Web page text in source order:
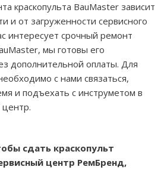
краскопульта BauMaster зависит
и от загруженности сервисного
интересует срочный ремонт
мы готовы его
дополнительной оплаты. Для
с нами связаться,
и подъехать с инструметом в
сдать краскопульт
центр РемБренд,